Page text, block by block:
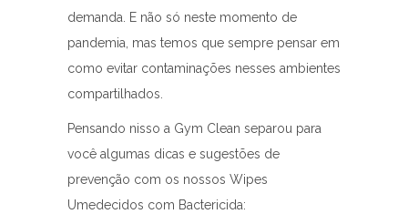
demanda. E não só neste momento de
pandemia, mas temos que sempre pensar em
como evitar contaminações nesses ambientes
compartilhados.
Pensando nisso a Gym Clean separou para
você algumas dicas e sugestões de
prevenção com os nossos Wipes
Umedecidos com Bactericida: